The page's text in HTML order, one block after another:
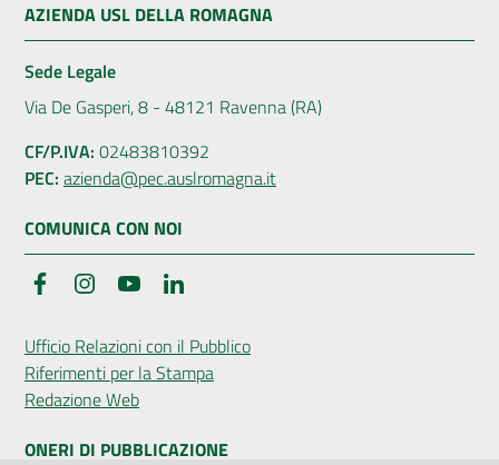
AZIENDA USL DELLA ROMAGNA
Sede Legale
Via De Gasperi, 8 - 48121 Ravenna (RA)
CF/P.IVA: 02483810392
PEC: azienda@pec.auslromagna.it
COMUNICA CON NOI
FacebookInstagramYouTube
Ufficio Relazioni con il Pubblico
Riferimenti per la Stampa
Redazione Web
ONERI DI PUBBLICAZIONE